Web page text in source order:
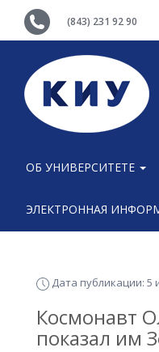
(843) 231 92 90
ОБ УНИВЕРСИТЕТЕ
ЭЛЕКТРОННАЯ
Дата публикации: 5
Космонавт
показал им